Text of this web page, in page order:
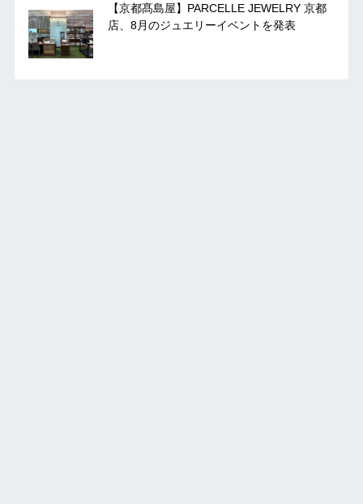
【京都髙島屋】PARCELLE JEWELRY 京都
店、8月のジュエリーイベントを発表